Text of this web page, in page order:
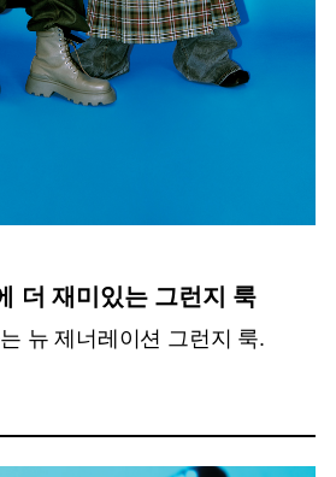
더 재미있는 그런지 룩
뉴 제너레이션 그런지 룩.